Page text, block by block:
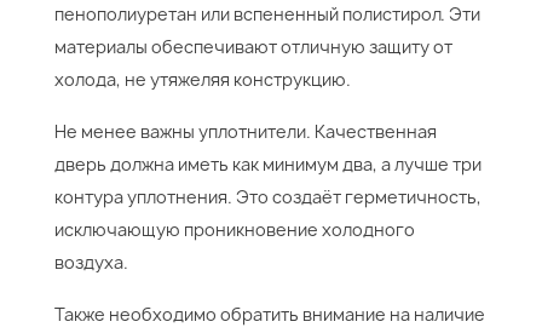
пенополиуретан или вспененный полистирол. Эти
материалы обеспечивают отличную защиту от
холода, не утяжеляя конструкцию.
Не менее важны уплотнители. Качественная
дверь должна иметь как минимум два, а лучше три
контура уплотнения. Это создаёт герметичность,
исключающую проникновение холодного
воздуха.
Также необходимо обратить внимание на наличие